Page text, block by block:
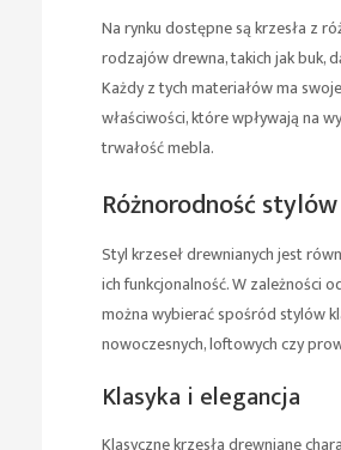
Na rynku dostępne są krzesła z
rodzajów drewna, takich jak buk,
Każdy z tych materiałów ma
właściwości, które wpływają na
trwałość mebla.
Różnorodność stylów
Styl krzeseł drewnianych jest
ich funkcjonalność. W zależności
można wybierać spośród stylów
nowoczesnych, loftowych czy
Klasyka i elegancja